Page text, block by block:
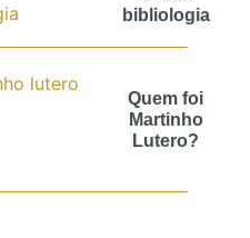
bibliologia
Quem foi
Martinho
Lutero?